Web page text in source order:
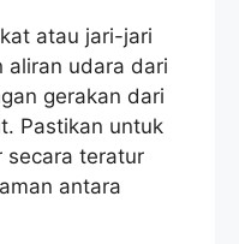
atau jari-jari
aliran udara dari
gerakan dari
Pastikan untuk
secara teratur
antara